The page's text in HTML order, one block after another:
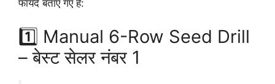
फायदे बताए गए हैं:
1️⃣ Manual 6-Row Seed Drill
– बेस्ट सेलर नंबर 1